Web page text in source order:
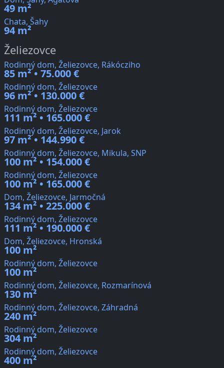
49 m²
Chata, Šahy
94 m²
Želiezovce
Rodinný dom, Želiezovce, Rákócziho
85 m² • 75.000 €
Rodinný dom, Želiezovce
96 m² • 130.000 €
Rodinný dom, Želiezovce
111 m² • 165.000 €
Rodinný dom, Želiezovce, Jarok
97 m² • 144.990 €
Rodinný dom, Želiezovce, Mikula, SNP
100 m² • 154.000 €
Rodinný dom, Želiezovce
100 m² • 165.000 €
Dom, Želiezovce, Jarmočná
134 m² • 225.000 €
Rodinný dom, Želiezovce
111 m² • 190.000 €
Dom, Želiezovce, Hronská
100 m²
Rodinný dom, Želiezovce
100 m²
Rodinný dom, Želiezovce, Rozmarínová
130 m²
Rodinný dom, Želiezovce, Záhradná
240 m²
Rodinný dom, Želiezovce
304 m²
Rodinný dom, Želiezovce
400 m²